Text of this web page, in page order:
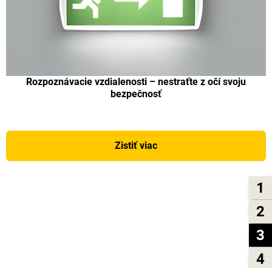
1
2
3
4
Rozpoznávacie vzdialenosti – nestraťte z očí svoju
bezpečnosť
Zistiť viac